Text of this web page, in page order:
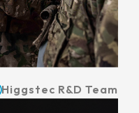
7.83 mm
mm
mm
Higgstec R&D Team